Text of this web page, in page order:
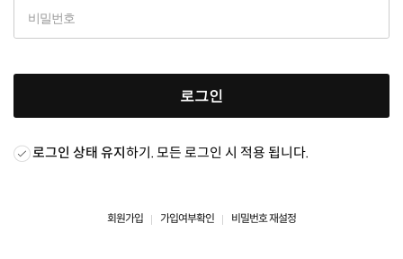
로그인
로그인 상태 유지하기. 모든 로그인 시 적용 됩니다.
회원가입 가입여부확인 비밀번호 재설정